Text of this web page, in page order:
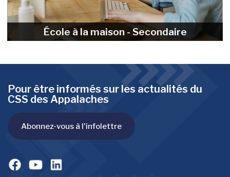
École à la maison - Secondaire
Pour être informés sur les actualités du
CSS des Appalaches
Abonnez-vous à l'infolettre